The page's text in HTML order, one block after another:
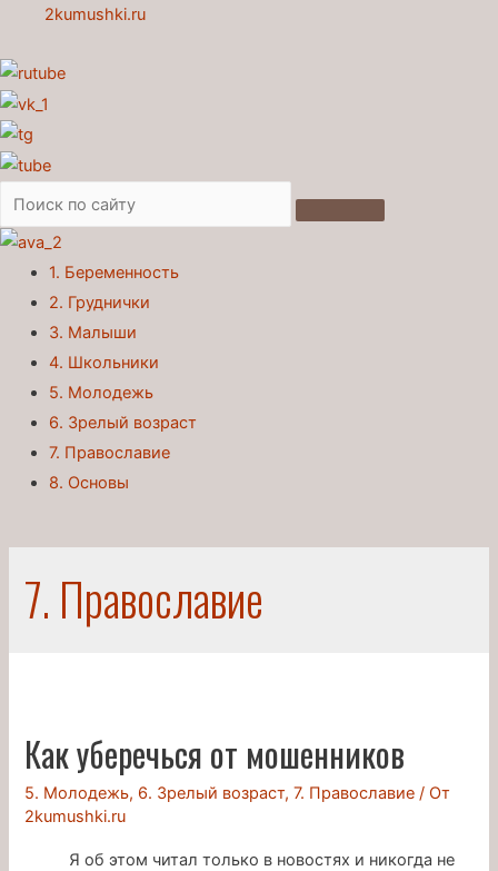
2kumushki.ru
1. Беременность
2. Груднички
3. Малыши
4. Школьники
5. Молодежь
6. Зрелый возраст
7. Православие
8. Основы
7. Православие
Как уберечься от мошенников
5. Молодежь, 6. Зрелый возраст,7. Православие / От
2kumushki.ru
Я об этом читал только в новостях и никогда не